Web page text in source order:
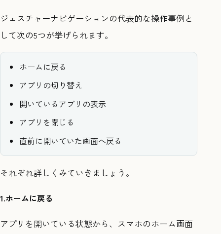
ジェスチャーナビゲーションの代表的な操作事例と
して次の5つが挙げられます。
ホームに戻る
アプリの切り替え
開いているアプリの表示
アプリを閉じる
直前に開いていた画面へ戻る
それぞれ詳しくみていきましょう。
1.ホームに戻る
アプリを開いている状態から、スマホのホーム画面